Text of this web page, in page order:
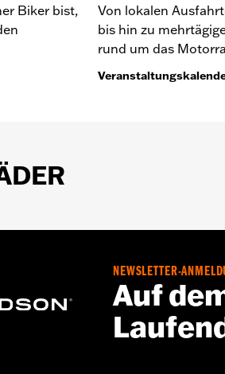
Biker bist,
Von lokalen
bis hin zu
rund um das
NEWSLETTER-
Auf